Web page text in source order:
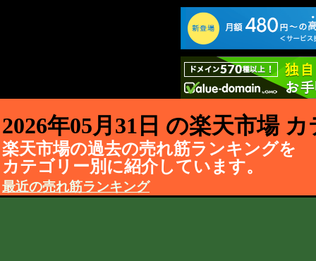
2026年05月31日 の楽天市場
楽天市場の過去の売れ筋ランキングを
カテゴリー別に紹介しています。
最近の売れ筋ランキング